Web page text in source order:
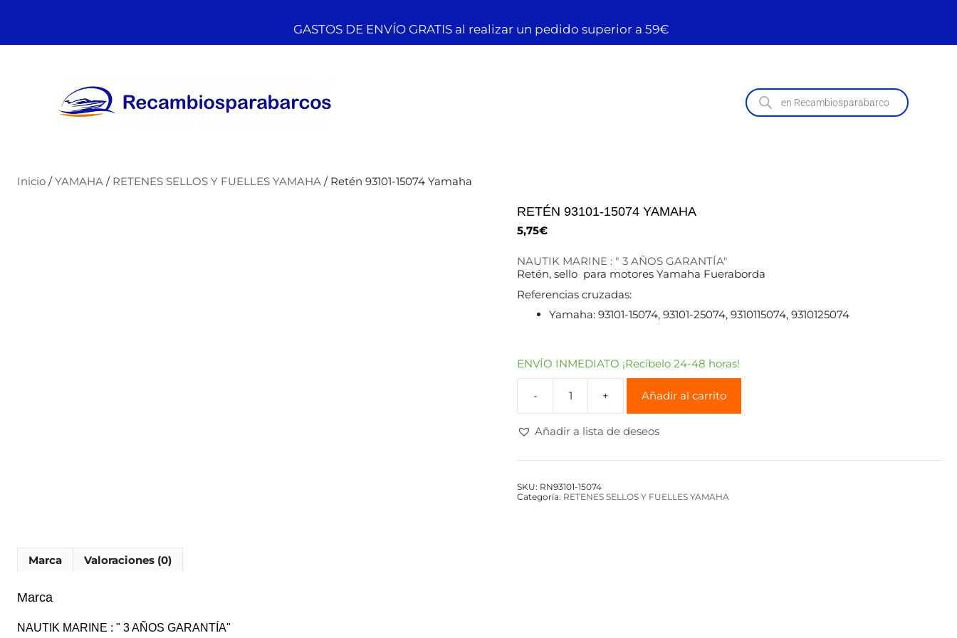
GASTOS DE ENVÍO GRATIS al realizar un pedido superior a 59€
Inicio /YAMAHA / RETENES SELLOS Y FUELLES YAMAHA / Retén 93101-15074 Yamaha
RETÉN 93101-15074 YAMAHA
5,75€
NAUTIK MARINE : " 3 AÑOS GARANTÍA"
Retén, sello para motores Yamaha Fueraborda
Referencias cruzadas:
Yamaha: 93101-15074, 93101-25074, 9310115074, 9310125074
ENVÍO INMEDIATO ¡Recíbelo 24-48 horas!
Añadir al carrito
Añadir a lista de deseos
SKU: RN93101-15074
Categoría: RETENES SELLOS Y FUELLES YAMAHA
Marca Valoraciones (0)
Marca
NAUTIK MARINE : " 3 AÑOS GARANTÍA"